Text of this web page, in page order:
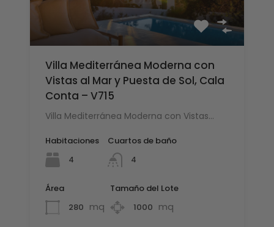
Villa Mediterránea Moderna con
Vistas al Mar y Puesta de Sol, Cala
Conta – V715
Villa Mediterránea Moderna con Vistas…
Habitaciones
4
Cuartos de baño
4
Área
280 mq
Tamaño del Lote
1000 mq